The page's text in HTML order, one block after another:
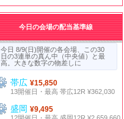
今日の会場の配当基準線
今日 8/9(日)開催の各会場、この30
日の3連単の真ん中（中央値）と最
高。大きな数字の物差しに
帯広¥15,850
13開催日・最高 帯広12R ¥362,030
盛岡¥9,495